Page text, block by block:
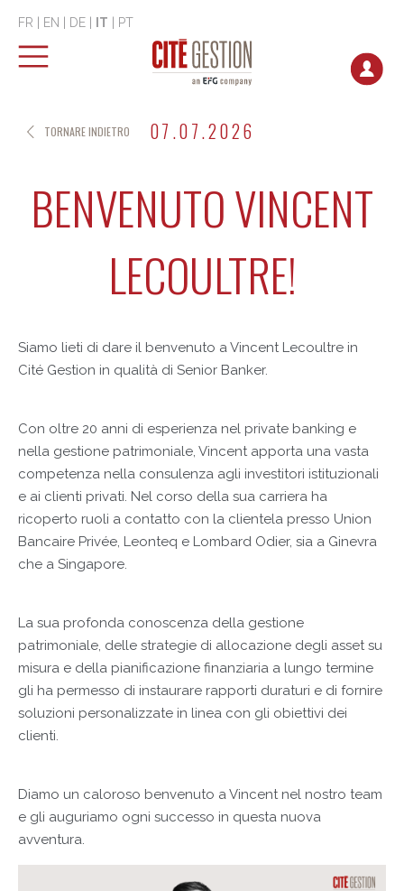
FR EN DE IT PT
07.07.2026
BENVENUTO VINCENT
LECOULTRE!
Siamo lieti di dare il benvenuto a Vincent Lecoultre in
Cité Gestion in qualità di Senior Banker.
Con oltre 20 anni di esperienza nel private banking e
nella gestione patrimoniale, Vincent apporta una vasta
competenza nella consulenza agli investitori istituzionali
e ai clienti privati. Nel corso della sua carriera ha
ricoperto ruoli a contatto con la clientela presso Union
Bancaire Privée, Leonteq e Lombard Odier, sia a Ginevra
che a Singapore.
La sua profonda conoscenza della gestione
patrimoniale, delle strategie di allocazione degli asset su
misura e della pianificazione finanziaria a lungo termine
gli ha permesso di instaurare rapporti duraturi e di fornire
soluzioni personalizzate in linea con gli obiettivi dei
clienti.
Diamo un caloroso benvenuto a Vincent nel nostro team
e gli auguriamo ogni successo in questa nuova
avventura.
TORNARE INDIETRO